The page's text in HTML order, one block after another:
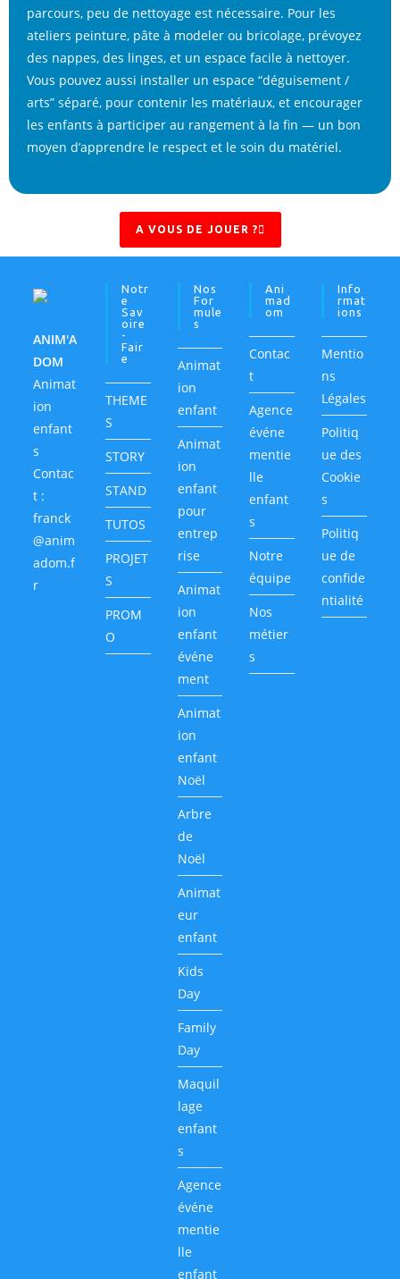
parcours, peu de nettoyage est nécessaire. Pour les
ateliers peinture, pâte à modeler ou bricolage, prévoyez
des nappes, des linges, et un espace facile à nettoyer.
Vous pouvez aussi installer un espace “déguisement /
arts” séparé, pour contenir les matériaux, et encourager
les enfants à participer au rangement à la fin — un bon
moyen d’apprendre le respect et le soin du matériel.
A VOUS DE JOUER ?
ANIM'A
DOM
Animat
ion
enfant
s
Contac
t :
franck
@anim
adom.f
r
Notr
E
Sav
Oire
-
Fair
E
THEME
S
STORY
STAND
TUTOS
PROJET
S
PROM
O
Nos
For
Mule
S
Animat
ion
enfant
Animat
ion
enfant
pour
entrep
rise
Animat
ion
enfant
événe
ment
Animat
ion
enfant
Noël
Arbre
de
Noël
Animat
eur
enfant
Kids
Day
Family
Day
Maquil
lage
enfant
s
Agence
événe
mentie
lle
enfant
Ani
Mad
Om
Contac
t
Agence
événe
mentie
lle
enfant
s
Notre
équipe
Nos
métier
s
Info
Rmat
Ions
Mentio
ns
Légales
Politiq
ue des
Cookie
s
Politiq
ue de
confide
ntialité